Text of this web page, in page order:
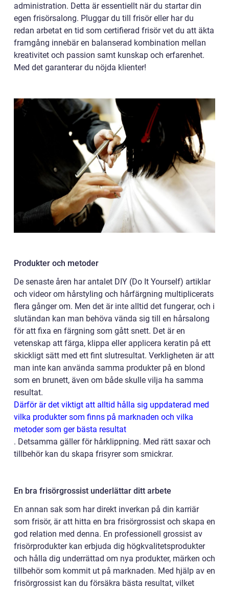
administration. Detta är essentiellt när du startar din
egen frisörsalong. Pluggar du till frisör eller har du
redan arbetat en tid som certifierad frisör vet du att äkta
framgång innebär en balanserad kombination mellan
kreativitet och passion samt kunskap och erfarenhet.
Med det garanterar du nöjda klienter!
Produkter och metoder
De senaste åren har antalet DIY (Do It Yourself) artiklar
och videor om hårstyling och hårfärgning multiplicerats
flera gånger om. Men det är inte alltid det fungerar, och i
slutändan kan man behöva vända sig till en hårsalong
för att fixa en färgning som gått snett. Det är en
vetenskap att färga, klippa eller applicera keratin på ett
skickligt sätt med ett fint slutresultat. Verkligheten är att
man inte kan använda samma produkter på en blond
som en brunett, även om både skulle vilja ha samma
resultat.
Därför är det viktigt att alltid hålla sig uppdaterad med
vilka produkter som finns på marknaden och vilka
metoder som ger bästa resultat
. Detsamma gäller för hårklippning. Med rätt saxar och
tillbehör kan du skapa frisyrer som smickrar.
En bra frisörgrossist underlättar ditt arbete
En annan sak som har direkt inverkan på din karriär
som frisör, är att hitta en bra frisörgrossist och skapa en
god relation med denna. En professionell grossist av
frisörprodukter kan erbjuda dig högkvalitetsprodukter
och hålla dig underrättad om nya produkter, märken och
tillbehör som kommit ut på marknaden. Med hjälp av en
frisörgrossist kan du försäkra bästa resultat, vilket